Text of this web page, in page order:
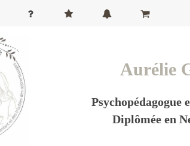
Aurélie
Psychopédagogue
Diplômée en